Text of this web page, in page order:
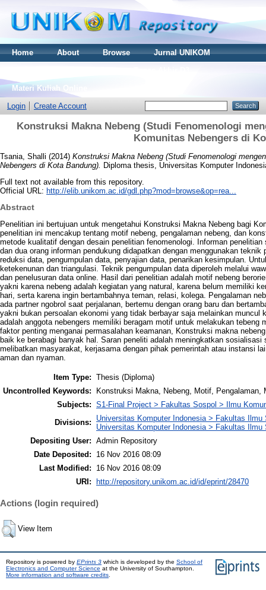
Home About Browse
Jurnal UNIKOM
Materi Kuliah Online
Login
Create Account
Konstruksi Makna Nebeng (Studi Fenomenologi
Komunitas Nebengers di
Tsania, Shalli (2014) Konstruksi Makna Nebeng (Studi Fenomenologi
Nebengers di Kota Bandung).
Diploma thesis, Universitas Komputer
Full text not available from this repository.
Official URL: http://elib.unikom.ac.id/gdl.php?mod=browse&op=rea...
Abstract
Penelitian ini bertujuan untuk mengetahui Konstruksi Makna Nebeng bagi
penelitian ini mencakup tentang motif nebeng, pengalaman nebeng, dan
metode kualitatif dengan desain penelitian fenomenologi. Informan
dan dua orang informan pendukung didapatkan dengan menggunakan
reduksi data, pengumpulan data, penyajian data, penarikan kesimpulan.
ketekenunan dan triangulasi. Teknik pengumpulan data diperoleh melalui
dan penelusuran data online. Hasil dari penelitian adalah motif nebeng
yakni karena nebeng adalah kegiatan yang natural, karena belum memiliki
hari, serta karena ingin bertambahnya teman, relasi, kolega. Pengalaman
ada partner ngobrol saat perjalanan, bertemu dengan orang baru dan
yakni bukan persoalan ekonomi yang tidak berbayar saja melainkan muncul
adalah anggota nebengers memiliki beragam motif untuk melakukan tebeng
faktor penting menganai permasalahan keamanan, Konstruksi makna
baik ke berabagi banyak hal. Saran peneliti adalah meningkatkan
melibatkan masyarakat, kerjasama dengan pihak pemerintah atau instansi
aman dan nyaman.
Item Type: Thesis (Diploma)
Uncontrolled Keywords:
Konstruksi Makna, Nebeng, Motif, Pengalaman,
Subjects: S1-Final Project > Fakultas Sospol > Ilmu
Divisions:
Universitas Komputer Indonesia > Fakultas
Universitas Komputer Indonesia > Fakultas
Depositing User: Admin Repository
Date Deposited:
16 Nov 2016 08:09
Last Modified:
16 Nov 2016 08:09
URI:
http://repository.unikom.ac.id/id/eprint/28470
Actions (login required)
View Item
Repository is powered by EPrints 3 which is developed by the School of
Electronics and Computer Science at the University of Southampton.
More information and software credits